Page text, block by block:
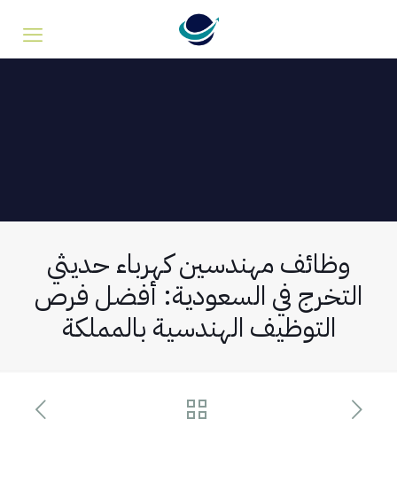
وظائف مهندسين كهرباء حديثي
التخرج في السعودية: أفضل فرص
التوظيف الهندسية بالمملكة